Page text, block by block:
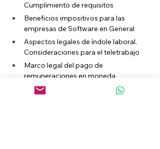
Cumplimiento de requisitos
Beneficios impositivos para las
empresas de Software en General
Aspectos legales de índole laboral.
Consideraciones para el teletrabajo
Marco legal del pago de
remuneraciones en moneda
extranjera